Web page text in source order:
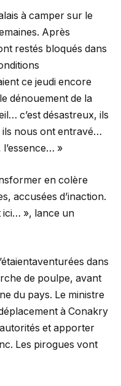
à camper sur le
Après
restés bloqués dans
ce jeudi encore
dénouement de la
c’est désastreux, ils
ils nous ont entravé…
»
en colère
accusées d’inaction.
ici… », lance un
dans
de poulpe, avant
du pays. Le ministre
à Conakry
et apporter
Les pirogues vont